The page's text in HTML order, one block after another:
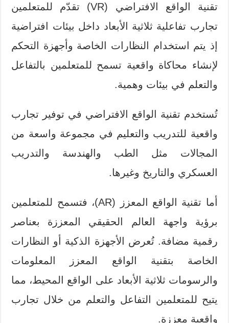
تقنية الواقع الافتراضي (VR) تقدّم للمتعلمين
تجارب تفاعلية ثلاثية الأبعاد داخل بيئات افتراضية
إذ يتم استخدام النظارات الخاصة وأجهزة التحكم
لإنشاء محاكاة واقعية تسمح للمتعلمين بالتفاعل
والتعلم في بيئات وهمية.
تُستخدم تقنية الواقع الافتراضي في توفير تجارب
واقعية للتدريب والتعليم في مجموعة واسعة من
المجالات مثل الطب والهندسة والتدريب
العسكري والتاريخ وغيرها.
أما تقنية الواقع المعزز (AR)، فتسمح للمتعلمين
برؤية واجهة العالم الحقيقي المعززة بعناصر
رقمية مضافة. تُعرض الأجهزة الذكية أو النظارات
الخاصة بتقنية الواقع المعزز المعلومات
والرسومات ثلاثية الأبعاد على الواقع المحيط، مما
يتيح للمتعلمين التفاعل والتعلم من خلال تجارب
واقعية معززة.